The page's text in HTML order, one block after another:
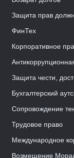
Защита прав
ФинТех
Корпоративное
Защита чести,
Бухгалтерский
Сопровождение
Трудовое право
Международное
Возмещение